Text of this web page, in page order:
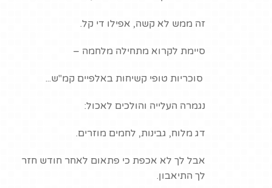
זה ממש לא קשה, אפילו די קל.
סיימת לקרוא מתחילה מלחמה –
סוכריות טופי קשיחות באלפיים קמ"ש...
נגמרה העלייה והולכים לאכול:
דג מלוח, גבינות, לחמים מוזרים.
אבל לך לא אכפת כי פתאום לאחר חודש חזר
לך התיאבון.